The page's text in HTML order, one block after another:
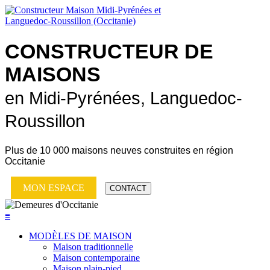
CONSTRUCTEUR DE
MAISONS
en Midi-Pyrénées, Languedoc-
Roussillon
Plus de 10 000 maisons neuves construites en région
Occitanie
MON ESPACE CONTACT
≡
MODÈLES DE MAISON
Maison traditionnelle
Maison contemporaine